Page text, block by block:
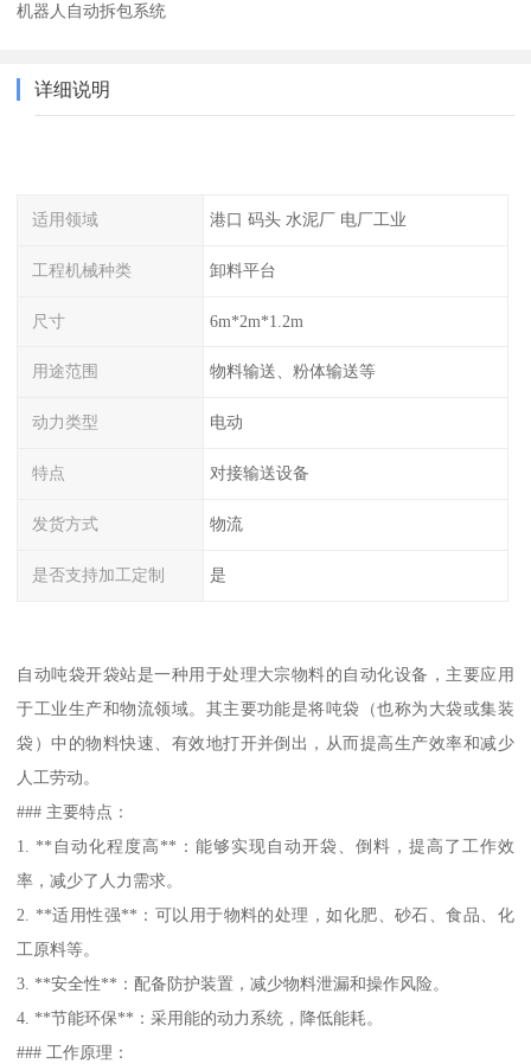
机器人自动拆包系统
详细说明
适用领域 港口 码头 水泥厂 电厂工业
工程机械种类 卸料平台
尺寸 6m*2m*1.2m
用途范围 物料输送、粉体输送等
动力类型 电动
特点 对接输送设备
发货方式 物流
是否支持加工定制 是
自动吨袋开袋站是一种用于处理大宗物料的自动化设备，主要应用
于工业生产和物流领域。其主要功能是将吨袋（也称为大袋或集装
袋）中的物料快速、有效地打开并倒出，从而提高生产效率和减少
人工劳动。
### 主要特点：
1. **自动化程度高**：能够实现自动开袋、倒料，提高了工作效
率，减少了人力需求。
2. **适用性强**：可以用于物料的处理，如化肥、砂石、食品、化
工原料等。
3. **安全性**：配备防护装置，减少物料泄漏和操作风险。
4. **节能环保**：采用能的动力系统，降低能耗。
### 工作原理：